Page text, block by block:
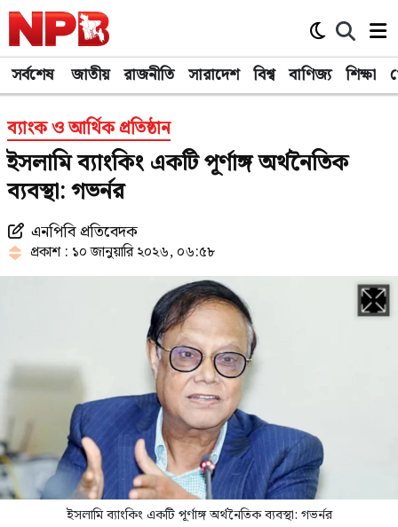
সর্বশেষ জাতীয় রাজনীতি সারাদেশ বিশ্ব বাণিজ্য শিক্ষা
ব্যাংক ও আর্থিক প্রতিষ্ঠান
ইসলামি ব্যাংকিং একটি পূর্ণাঙ্গ অর্থনৈতিক
ব্যবস্থা: গভর্নর
এনপিবি প্রতিবেদক
প্রকাশ : ১০ জানুয়ারি ২০২৬, ০৬:৫৮
ইসলামি ব্যাংকিং একটি পূর্ণাঙ্গ অর্থনৈতিক ব্যবস্থা: গভর্নর